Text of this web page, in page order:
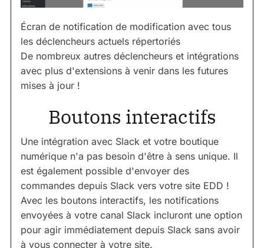
Écran de notification de modification avec tous
les déclencheurs actuels répertoriés
De nombreux autres déclencheurs et intégrations
avec plus d'extensions à venir dans les futures
mises à jour !
Boutons interactifs
Une intégration avec Slack et votre boutique
numérique n'a pas besoin d'être à sens unique. Il
est également possible d'envoyer des
commandes depuis Slack vers votre site EDD !
Avec les boutons interactifs, les notifications
envoyées à votre canal Slack incluront une option
pour agir immédiatement depuis Slack sans avoir
à vous connecter à votre site.